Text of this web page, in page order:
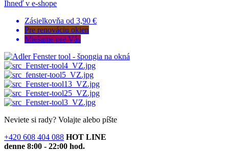
Ihneď v e-shope
Zásielkovňa od 3,90 €
Pre renováciu okien
Miešame pre Vás
Neviete si rady? Volajte alebo píšte
+420 608 404 088 HOT LINE
denne 8:00 - 22:00 hod.